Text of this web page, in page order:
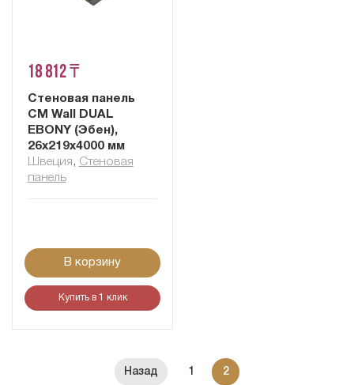
18 812 ₸
Стеновая панель
CM Wall DUAL
EBONY (Эбен),
26x219x4000 мм
Швеция , Cтеновая
панель
В корзину
Купить в 1 клик
1 2